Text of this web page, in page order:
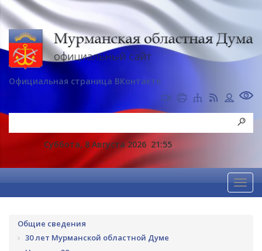
Официальная страница ВКонтакте
Суббота, 8 Августа 2026 21:55
Общие сведения
30 лет Мурманской областной Думе